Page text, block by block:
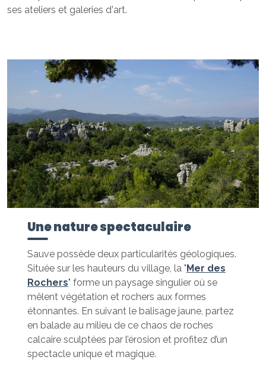
ses ateliers et galeries d'art.
Une nature spectaculaire
Sauve possède deux particularités géologiques.
Située sur les hauteurs du village, la "Mer des
Rochers" forme un paysage singulier où se
mêlent végétation et rochers aux formes
étonnantes. En suivant le balisage jaune, partez
en balade au milieu de ce chaos de roches
calcaire sculptées par l’érosion et profitez d’un
spectacle unique et magique.